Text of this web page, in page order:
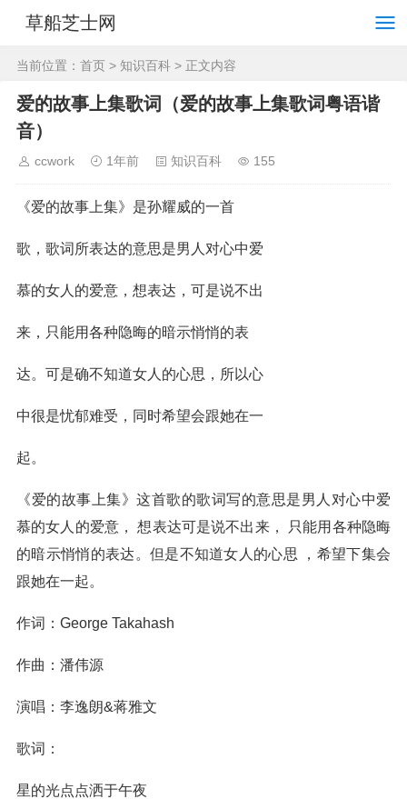
草船芝士网
当前位置： 首页 > 知识百科 > 正文内容
爱的故事上集歌词（爱的故事上集歌词粤语谐
音）
ccwork 1年前 知识百科 155
《爱的故事上集》是孙耀威的一首
歌，歌词所表达的意思是男人对心中爱
慕的女人的爱意，想表达，可是说不出
来，只能用各种隐晦的暗示悄悄的表
达。可是确不知道女人的心思，所以心
中很是忧郁难受，同时希望会跟她在一
起。
《爱的故事上集》这首歌的歌词写的意思是男人对心中爱
慕的女人的爱意， 想表达可是说不出来， 只能用各种隐晦
的暗示悄悄的表达。但是不知道女人的心思 ，希望下集会
跟她在一起。
作词：George Takahash
作曲：潘伟源
演唱：李逸朗&蒋雅文
歌词：
星的光点点洒于午夜